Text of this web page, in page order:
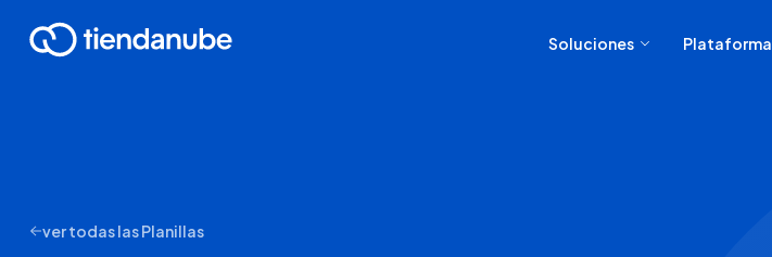
Soluciones Plataforma
ver todas las Planillas